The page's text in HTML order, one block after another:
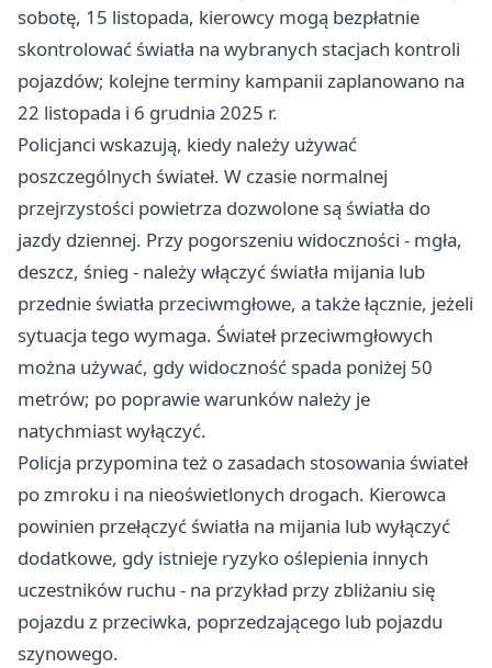
sobotę, 15 listopada, kierowcy mogą bezpłatnie
skontrolować światła na wybranych stacjach kontroli
pojazdów; kolejne terminy kampanii zaplanowano na
22 listopada i 6 grudnia 2025 r.
Policjanci wskazują, kiedy należy używać
poszczególnych świateł. W czasie normalnej
przejrzystości powietrza dozwolone są światła do
jazdy dziennej. Przy pogorszeniu widoczności - mgła,
deszcz, śnieg - należy włączyć światła mijania lub
przednie światła przeciwmgłowe, a także łącznie, jeżeli
sytuacja tego wymaga. Świateł przeciwmgłowych
można używać, gdy widoczność spada poniżej 50
metrów; po poprawie warunków należy je
natychmiast wyłączyć.
Policja przypomina też o zasadach stosowania świateł
po zmroku i na nieoświetlonych drogach. Kierowca
powinien przełączyć światła na mijania lub wyłączyć
dodatkowe, gdy istnieje ryzyko oślepienia innych
uczestników ruchu - na przykład przy zbliżaniu się
pojazdu z przeciwka, poprzedzającego lub pojazdu
szynowego.